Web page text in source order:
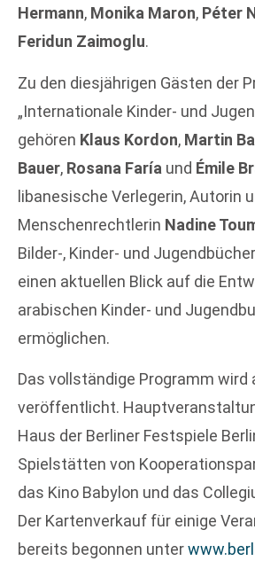
Hermann, Monika Maron, Péter
Feridun Zaimoglu.
Zu den diesjährigen Gästen der
„Internationale Kinder- und
gehören Klaus Kordon, Martin
Bauer, Rosana Faría und Émile
libanesische Verlegerin, Autorin
Menschenrechtlerin Nadine
Bilder-, Kinder- und
einen aktuellen Blick auf die
arabischen Kinder- und
ermöglichen.
Das vollständige Programm wird
veröffentlicht.
Haus der Berliner Festspiele
Spielstätten von
das Kino Babylon und das
Der Kartenverkauf für einige
bereits begonnen unter